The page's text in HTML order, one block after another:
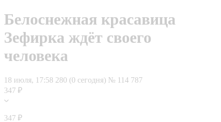
Белоснежная красавица
Зефирка ждёт своего
человека
18 июля, 17:58 280 (0 сегодня) № 114 787
347 ₽
347 ₽